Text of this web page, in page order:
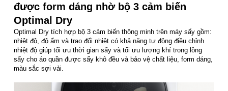
được form dáng nhờ bộ 3 cảm biến
Optimal Dry
Optimal Dry tích hợp bộ 3 cảm biến thông minh trên máy sấy gồm:
nhiệt độ, độ ẩm và trao đổi nhiệt có khả năng tự động điều chỉnh
nhiệt độ giúp tối ưu thời gian sấy và tối ưu lượng khí trong lồng
sấy cho áo quần được sấy khô đều và bảo vệ chất liệu, form dáng,
màu sắc sợi vải.